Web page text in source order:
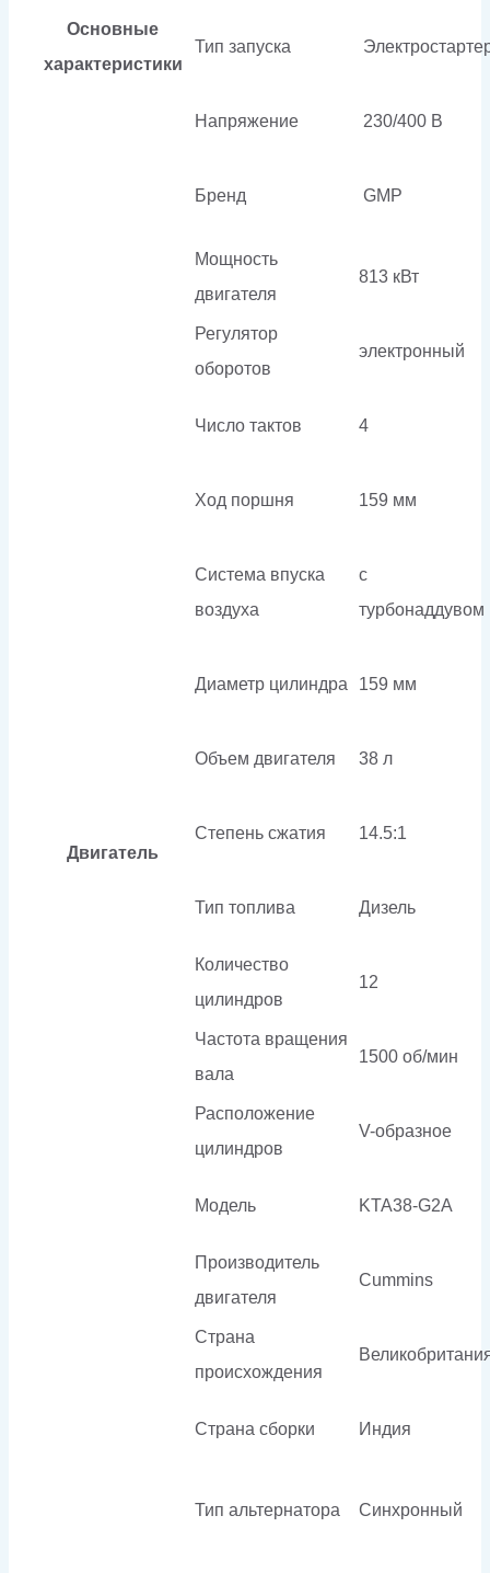
Основные
характеристики
Тип запуска
Напряжение 230/400 В
Бренд GMP
Двигатель
Мощность
двигателя
813 кВт
Регулятор
оборотов
электронный
Число тактов 4
Ход поршня 159 мм
Система впуска
воздуха
с
турбонаддувом
Диаметр цилиндра 159 мм
Объем двигателя 38 л
Степень сжатия 14.5:1
Тип топлива Дизель
Количество
цилиндров
12
Частота вращения
вала
1500 об/мин
Расположение
цилиндров
V-образное
Модель KTA38-G2A
Производитель
двигателя
Cummins
Страна
происхождения
Страна сборки Индия
Тип альтернатора Синхронный